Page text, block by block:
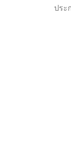
ประ